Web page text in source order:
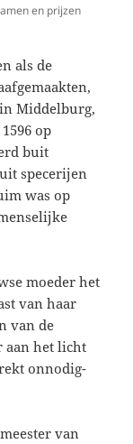
en prijzen
als de
Middelburg,
op
buit
specerijen
was op
moeder het
van haar
van de
aan het licht
onnodig-
van